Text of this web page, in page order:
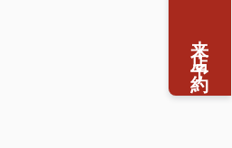
来店予約